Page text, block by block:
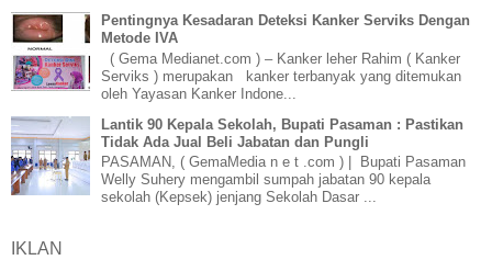
Pentingnya Kesadaran Deteksi Kanker Serviks Dengan
Metode IVA
( Gema Medianet.com ) – Kanker leher Rahim ( Kanker
Serviks ) merupakan kanker terbanyak yang ditemukan
oleh Yayasan Kanker Indone...
Lantik 90 Kepala Sekolah, Bupati Pasaman : Pastikan
Tidak Ada Jual Beli Jabatan dan Pungli
PASAMAN, ( GemaMedia n e t .com ) | Bupati Pasaman
Welly Suhery mengambil sumpah jabatan 90 kepala
sekolah (Kepsek) jenjang Sekolah Dasar ...
IKLAN